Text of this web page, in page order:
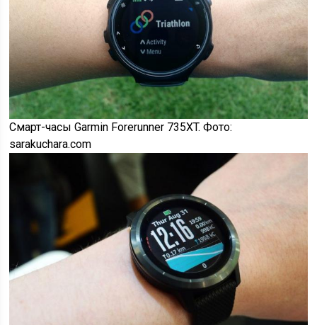
Смарт-часы Garmin Forerunner 735XT. Фото:
sarakuchara.com